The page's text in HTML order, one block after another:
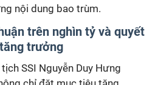
nội dung bao trùm.
trên nghìn tỷ và quyết
trưởng
SSI Nguyễn Duy Hưng